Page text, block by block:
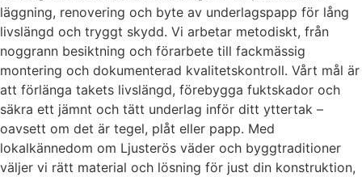
läggning, renovering och byte av underlagspapp för lång
livslängd och tryggt skydd. Vi arbetar metodiskt, från
noggrann besiktning och förarbete till fackmässig
montering och dokumenterad kvalitetskontroll. Vårt mål är
att förlänga takets livslängd, förebygga fuktskador och
säkra ett jämnt och tätt underlag inför ditt yttertak –
oavsett om det är tegel, plåt eller papp. Med
lokalkännedom om Ljusterös väder och byggtraditioner
väljer vi rätt material och lösning för just din konstruktion,